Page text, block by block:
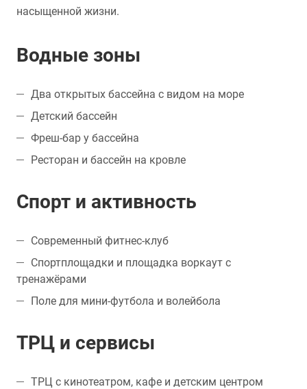
насыщенной жизни.
Водные зоны
Два открытых бассейна с видом на море
Детский бассейн
Фреш-бар у бассейна
Ресторан и бассейн на кровле
Спорт и активность
Современный фитнес-клуб
Спортплощадки и площадка воркаут с
тренажёрами
Поле для мини-футбола и волейбола
ТРЦ и сервисы
ТРЦ с кинотеатром, кафе и детским центром